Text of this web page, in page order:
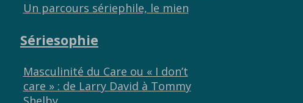
Un parcours sériephile, le mien
Sériesophie
Masculinité du Care ou « I don’t
care » : de Larry David à Tommy